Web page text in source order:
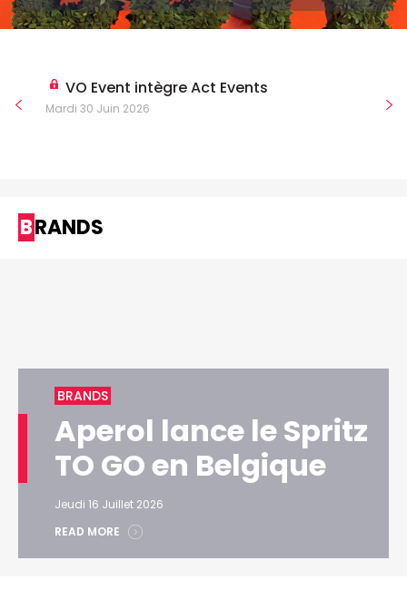
VO Event intègre Act Events
Mardi 30 Juin 2026
BRANDS
BRANDS
Aperol lance le Spritz
TO GO en Belgique
Jeudi 16 Juillet 2026
READ MORE